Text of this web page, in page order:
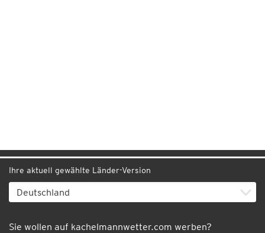
Ihre aktuell gewählte Länder-Version
Sie wollen auf kachelmannwetter.com werben?